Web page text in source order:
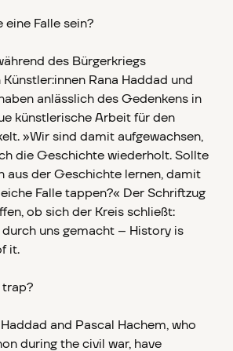
eine Falle sein?
des Bürgerkriegs
Rana Haddad und
anlässlich des Gedenkens in
künstlerische Arbeit für den
»Wir sind damit aufgewachsen,
die Geschichte wiederholt. Sollte
aus der Geschichte lernen, damit
Falle tappen?« Der Schriftzug
ob sich der Kreis schließt:
uns gemacht – History is
it.
trap?
and Pascal Hachem, who
during the civil war, have